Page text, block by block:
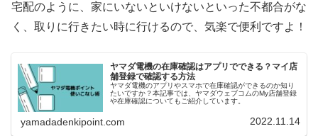
宅配のように、家にいないといけないといった不都合がな
く、取りに行きたい時に行けるので、気楽で便利ですよ！
ヤマダ電機の在庫確認はアプリでできる？マイ店
舗登録で確認する方法
ヤマダ電機のアプリやスマホで在庫確認ができるのか知り
たいですか？本記事では、ヤマダウェブコムのMy店舗登録
や在庫確認についてもご紹介しています。
yamadadenkipoint.com 2022.11.14